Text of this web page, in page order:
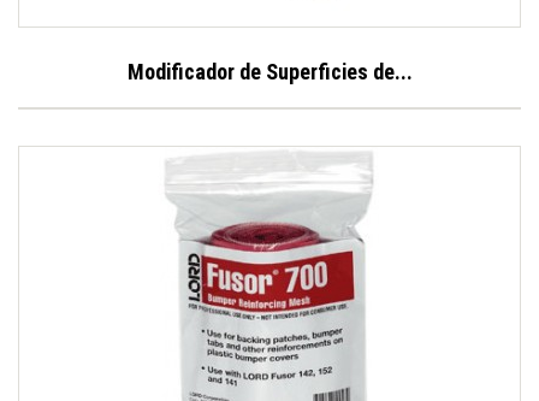
Modificador de Superficies de...